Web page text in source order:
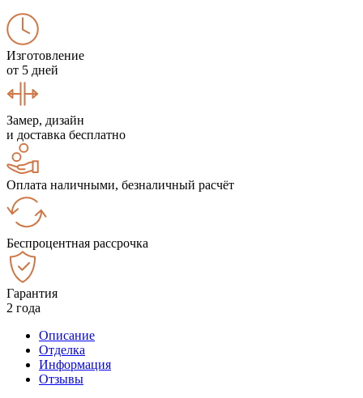
Изготовление
от 5 дней
Замер, дизайн
и доставка бесплатно
Оплата наличными, безналичный расчёт
Беспроцентная рассрочка
Гарантия
2 года
Описание
Отделка
Информация
Отзывы